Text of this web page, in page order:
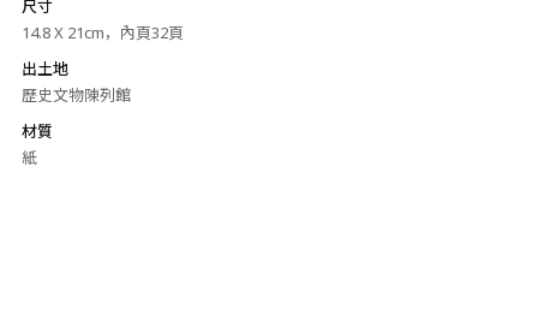
尺寸
14.8 X 21cm，內頁32頁
出土地
歷史文物陳列館
材質
紙